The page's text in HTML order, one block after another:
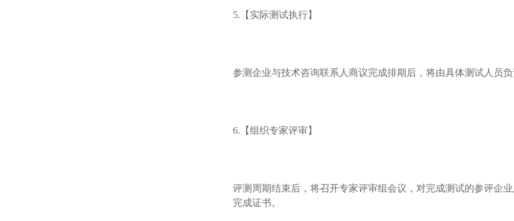
5.【实际测试执行】
参测企业与技术咨询联系人商议完成排期后，将由具体测试人员
6.【组织专家评审】
评测周期结束后，将召开专家评审组会议，对完成测试的参评企
完成证书。